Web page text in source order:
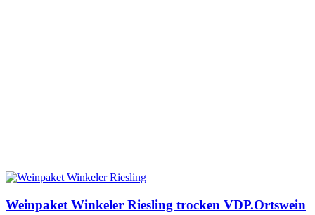
Weinpaket Winkeler Riesling trocken VDP.Ortswein